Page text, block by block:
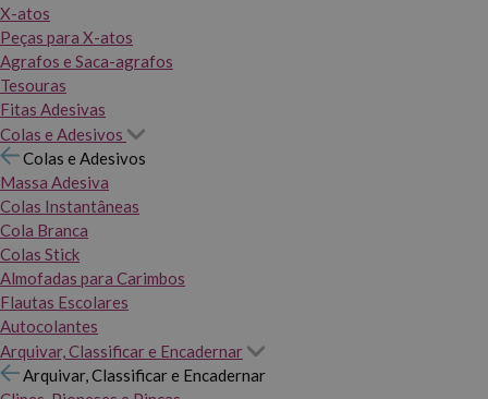
X-atos
Peças para X-atos
Agrafos e Saca-agrafos
Tesouras
Fitas Adesivas
Colas e Adesivos
Colas e Adesivos
Massa Adesiva
Colas Instantâneas
Cola Branca
Colas Stick
Almofadas para Carimbos
Flautas Escolares
Autocolantes
Arquivar, Classificar e Encadernar
Arquivar, Classificar e Encadernar